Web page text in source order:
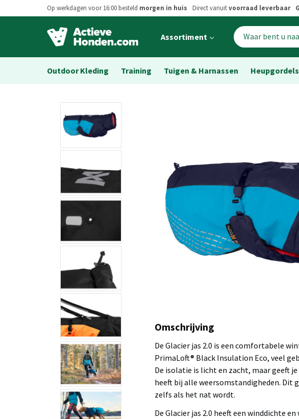
Op werkdagen voor 16:00 besteld morgen in huis Direct vanuitvoorraad leverbaar
Open
menu
Assortiment
Outdoor Kleding Training Tuigen & Harnassen Heupgordels
Omschrijving
De Glacier jas 2.0 is een comfortabele
PrimaLoft® Black Insulation Eco, veel
De isolatie is licht en zacht, maar geeft
heeft bij alle weersomstandigheden. Dit
zelfs als het nat wordt.
De Glacier jas 2.0 heeft een winddichte